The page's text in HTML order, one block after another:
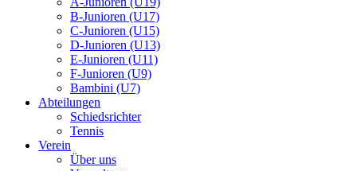
B-Junioren (U17)
C-Junioren (U15)
D-Junioren (U13)
E-Junioren (U11)
F-Junioren (U9)
Bambini (U7)
Abteilungen
Schiedsrichter
Tennis
Verein
Über uns